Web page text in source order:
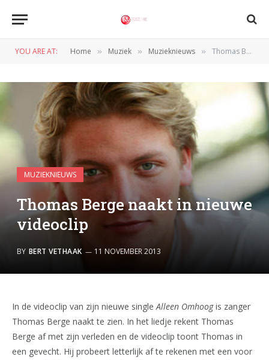
YOU ARE AT: Home » Muziek » Muzieknieuws » Thomas Berge naakt in nieuwe videoclip
MUZIEKNIEUWS
Thomas Berge naakt in nieuwe
videoclip
BY BERT VETHAAK 11 NOVEMBER 2013
In de videoclip van zijn nieuwe singleAlleen Omhoogis zanger
Thomas Berge naakt te zien. In het liedje rekent Thomas
Berge af met zijn verleden en de videoclip toont Thomas in
een gevecht. Hij probeert letterlijk af te rekenen met een voor